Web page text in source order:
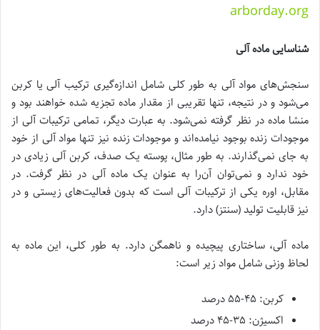
arborday.org
شناسایی ماده آلی
سنجش‌های مواد آلی به طور کلی شامل اندازه‌گیری ترکیب آلی یا کربن
می‌شود و در نتیجه، تنها تقریبی از مقدار ماده تجزیه شده خواهند بود و
منشا ماده در نظر گرفته نمی‌شود. به عبارت دیگر، تمامی ترکیبات آلی از
موجودات زنده بوجود نیامده‌اند و موجودات زنده نیز تنها مواد آلی از خود
به جای نمی‌گذارند. به طور مثال، پوسته یک صدف، کربن آلی زیادی در
خود ندارد و نمی‌توان آن‌را به عنوان یک ماده آلی در نظر گرفت. در
مقابل، اوره یکی از ترکیبات آلی است که بدون فعالیت‌های زیستی و در
نیز قابلیت تولید (سنتز) دارد.
ماده آلی، ساختاری پیچیده و ناهمگن دارد. به طور کلی، این ماده به
لحاظ وزنی شامل مواد زیر است:
کربن: ۴۵-۵۵ درصد
اکسیژن: ۳۵-۴۵ درصد